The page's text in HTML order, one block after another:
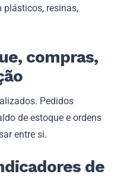
plásticos, resinas,
compras,
Pedidos
de estoque e ordens
entre si.
de